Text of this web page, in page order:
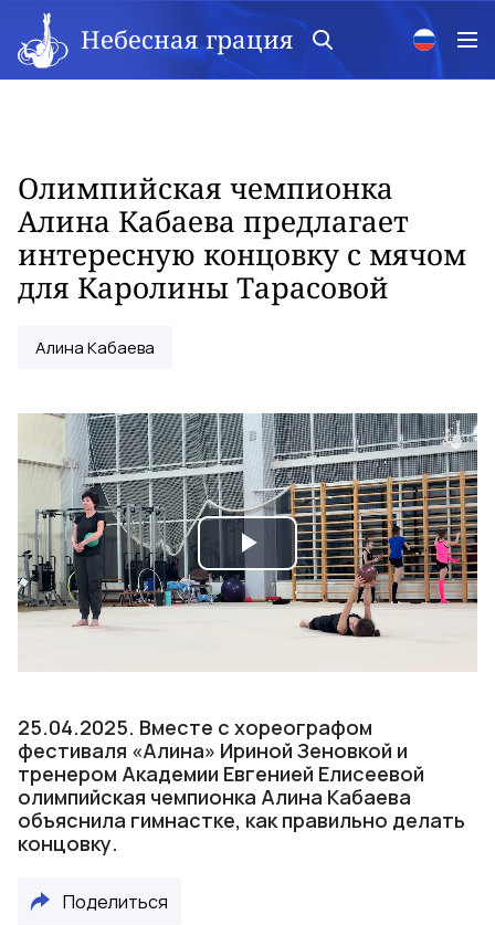
Небесная грация
Олимпийская чемпионка
Алина Кабаева предлагает
интересную концовку с мячом
для Каролины Тарасовой
Алина Кабаева
Play
Video
25.04.2025. Вместе с хореографом
фестиваля «Алина» Ириной Зеновкой и
тренером Академии Евгенией Елисеевой
олимпийская чемпионка Алина Кабаева
объяснила гимнастке, как правильно делать
концовку.
Поделиться